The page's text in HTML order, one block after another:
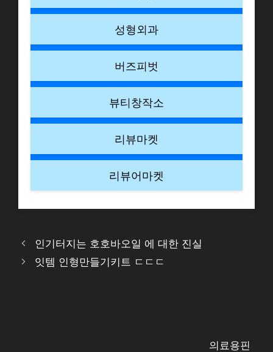
성형외과
버즈피벗
뷰티창작소
리뷰마켓
리뷰어마켓
인기터지는 호호바오일 에 대한 진실
잇템 인형만들기키트 ㄷㄷㄷ
의료용핀